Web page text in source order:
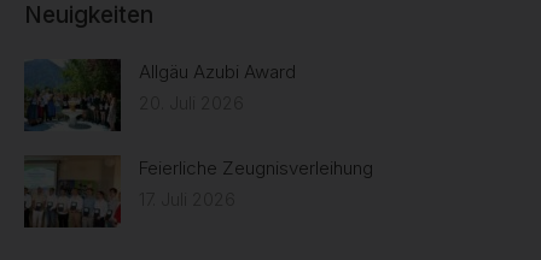
Neuigkeiten
Allgäu Azubi Award
Feierliche Zeugnisverleihung